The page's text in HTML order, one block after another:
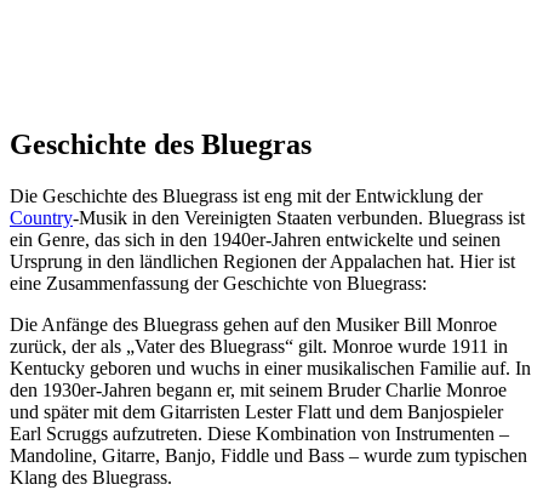
Geschichte des Bluegras
Die Geschichte des Bluegrass ist eng mit der Entwicklung der
Country-Musik in den Vereinigten Staaten verbunden. Bluegrass ist
ein Genre, das sich in den 1940er-Jahren entwickelte und seinen
Ursprung in den ländlichen Regionen der Appalachen hat. Hier ist
eine Zusammenfassung der Geschichte von Bluegrass:
Die Anfänge des Bluegrass gehen auf den Musiker Bill Monroe
zurück, der als „Vater des Bluegrass“ gilt. Monroe wurde 1911 in
Kentucky geboren und wuchs in einer musikalischen Familie auf. In
den 1930er-Jahren begann er, mit seinem Bruder Charlie Monroe
und später mit dem Gitarristen Lester Flatt und dem Banjospieler
Earl Scruggs aufzutreten. Diese Kombination von Instrumenten –
Mandoline, Gitarre, Banjo, Fiddle und Bass – wurde zum typischen
Klang des Bluegrass.